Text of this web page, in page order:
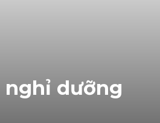
nghỉ dưỡng